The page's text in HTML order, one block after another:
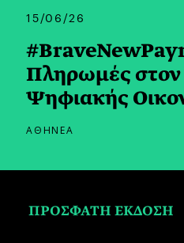
15/06/26
Πληρωμές
Ψηφιακής
ΑΘΗΝΕΑ
ΠΡΟΣΦΑΤΗ ΕΚΔΟΣΗ